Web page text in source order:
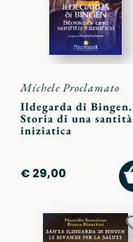
Michele Proclamato
Ildegarda di Bingen.
Storia di una santità
iniziatica
€ 29,00